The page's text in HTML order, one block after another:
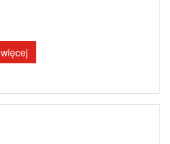
więcej